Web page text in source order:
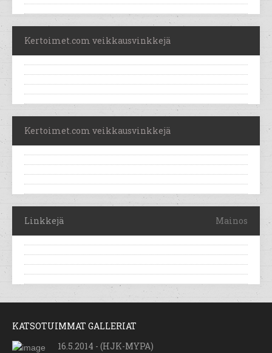
Kertoimet.com veikkausvinkkejä
Kertoimet.com veikkausvinkkejä
Linkkejä Mainos
KATSOTUIMMAT GALLERIAT
16.5.2014 - (HJK-MYPA)